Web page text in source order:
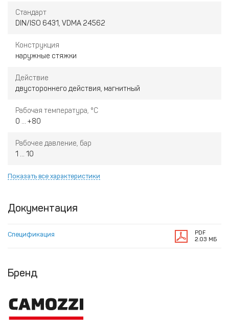
Стандарт
DIN/ISO 6431, VDMA 24562
Конструкция
наружные стяжки
Действие
двустороннего действия, магнитный
Рабочая температура, °С
0 ... +80
Рабочее давление, бар
1 ... 10
Показать все характеристики
Документация
Спецификация
PDF
2.03 МБ
Бренд